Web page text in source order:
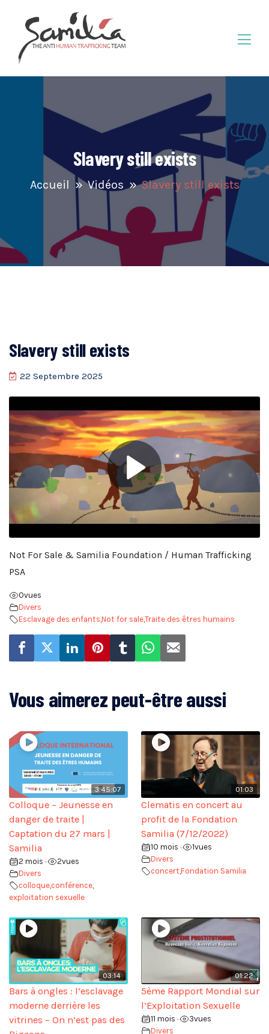
Slavery still exists
Accueil Vidéos Slavery still exists
Slavery still exists
22 Septembre 2025
Not For Sale & Samilia Foundation / Human Trafficking
PSA
0vues
Divers
Esclavage des enfants,Not for sale,Traite des êtres humains
Vous aimerez peut-être aussi
3:45:07
Colloque – Jeunesse en
danger de traite |
Captation du 27 mars |
Samilia
2 mois • 2vues
Divers
colloque,conférence,
exploitation sexuelle
01:03
Clematis en concert au
profit de la Fondation
Samilia (7/12/2022)
10 mois • 1vues
Divers
concert,Fondation Samilia
03:14
Bars à ongles : l’esclavage
moderne derrière les
vitrines – On n’est pas des
01:22
5ème Rapport Mondial sur
l’Exploitation Sexuelle
11 mois • 3vues
Divers